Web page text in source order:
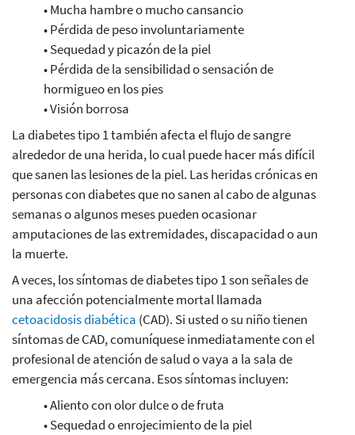
• Mucha hambre o mucho cansancio
• Pérdida de peso involuntariamente
• Sequedad y picazón de la piel
• Pérdida de la sensibilidad o sensación de
hormigueo en los pies
• Visión borrosa
La diabetes tipo 1 también afecta el flujo de sangre
alrededor de una herida, lo cual puede hacer más difícil
que sanen las lesiones de la piel. Las heridas crónicas en
personas con diabetes que no sanen al cabo de algunas
semanas o algunos meses pueden ocasionar
amputaciones de las extremidades, discapacidad o aun
la muerte.
A veces, los síntomas de diabetes tipo 1 son señales de
una afección potencialmente mortal llamada
cetoacidosis diabética (CAD). Si usted o su niño tienen
síntomas de CAD, comuníquese inmediatamente con el
profesional de atención de salud o vaya a la sala de
emergencia más cercana. Esos síntomas incluyen:
• Aliento con olor dulce o de fruta
• Sequedad o enrojecimiento de la piel